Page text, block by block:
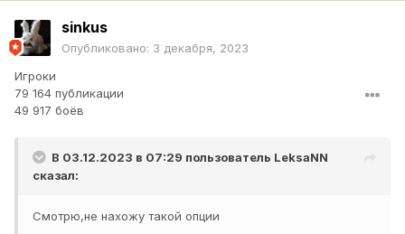
sinkus
Опубликовано: 3 декабря, 2023
Игроки
79 164 публикации
49 917 боёв
В 03.12.2023 в 07:29 пользователь LeksaNN
сказал:
Смотрю,не нахожу такой опции